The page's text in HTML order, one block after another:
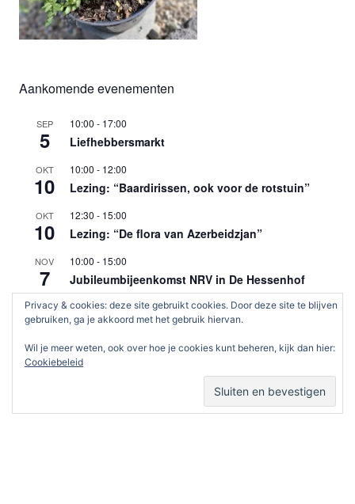
Aankomende evenementen
SEP
5
10:00 - 17:00
Liefhebbersmarkt
OKT
10
10:00 - 12:00
Lezing: “Baardirissen, ook voor de rotstuin”
OKT
10
12:30 - 15:00
Lezing: “De flora van Azerbeidzjan”
NOV
7
10:00 - 15:00
Jubileumbijeenkomst NRV in De Hessenhof
DEC
12
10:00-12:00
Lezing: “Bollen, wat een feest”
Bekijk kalender
Privacy & cookies: deze site gebruikt cookies. Door deze site te blijven
gebruiken, ga je akkoord met het gebruik hiervan.
Wil je meer weten, ook over hoe je cookies kunt beheren, kijk dan hier:
Cookiebeleid